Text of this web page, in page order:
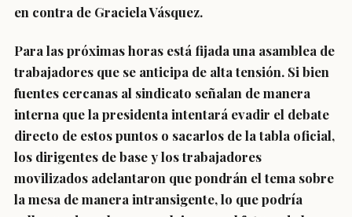
en contra de Graciela Vásquez.
Para las próximas horas está fijada una asamblea de
trabajadores que se anticipa de alta tensión. Si bien
fuentes cercanas al sindicato señalan de manera
interna que la presidenta intentará evadir el debate
directo de estos puntos o sacarlos de la tabla oficial,
los dirigentes de base y los trabajadores
movilizados adelantaron que pondrán el tema sobre
la mesa de manera intransigente, lo que podría